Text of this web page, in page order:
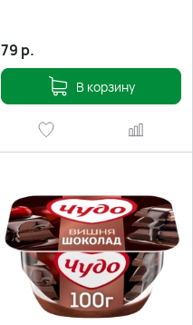
79 р.
В корзину